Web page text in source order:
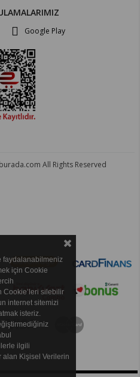
Google Play
All Rights Reserved
faydalanabilmeniz
için Cookie
Cookie’leri silebilir
internet sitemizi
isteriz.
ilgili
alan Kişisel Verilerin